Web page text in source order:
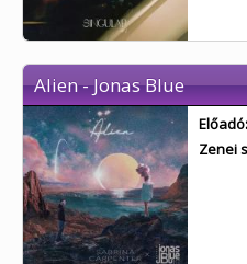
Alien - Jonas Blue
Előadó:
Zenei